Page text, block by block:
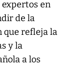
en
de la
que refleja la
y la
a los